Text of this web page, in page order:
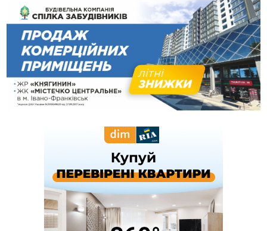
14:02
«Пілот з Лондона» видурив у жительки Коломийщини
майже 64 тисячі гривень
13:13
У четвер на Прикарпатті очікується сильна спека до 39°
13:00
На Снятинщині спіймали чоловіка, який зливав з цистерни
у полі невідому речовину
12:29
У МОЗ змінили підхід до госпіталізації та оновили правила
роботи стаціонарів
12:07
На межі Прикарпаття і Тернопільщини невідомі засипали
У Франківську та Яремче зафіксували нові температурні
Росія вдарила по Харкову "Бандероллю": є постраждалі,
пошкоджено цивільне підприємство
Верховний суд повернув державі 1,5 га лісу із трьома
ставками в Івано-Франківській громаді
На Каскаді замість веж планують зробити сквер з
дитмайданчиком